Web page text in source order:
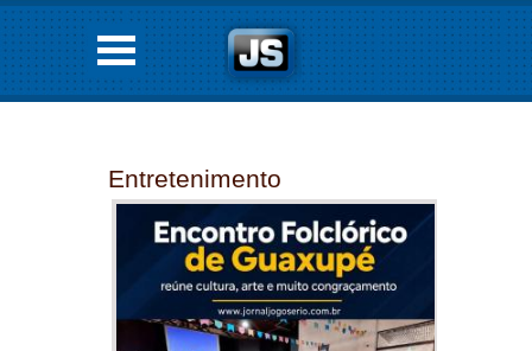
Entretenimento